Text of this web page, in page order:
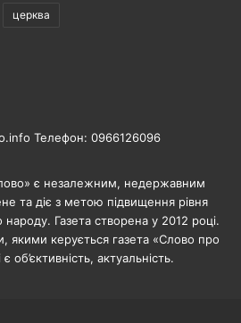
церква
Телефон: 0966126096
є незалежним, недержавним
та діє з метою підвищення рівня
народу. Газета створена у 2012 році.
керується газета «Слово про
об’єктивність, актуальність.